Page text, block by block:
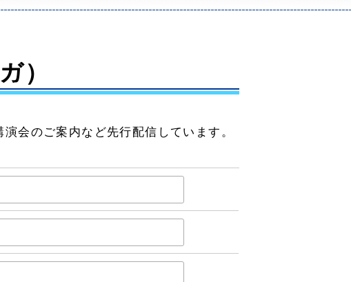
）
会のご案内など先行配信しています。